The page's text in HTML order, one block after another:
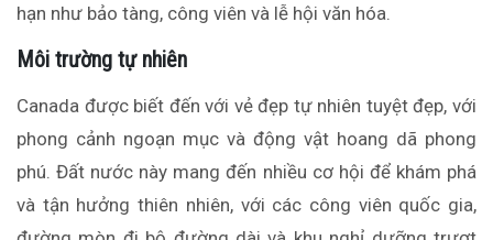
hạn như bảo tàng, công viên và lễ hội văn hóa.
Môi trường tự nhiên
Canada được biết đến với vẻ đẹp tự nhiên tuyệt đẹp, với
phong cảnh ngoạn mục và động vật hoang dã phong
phú. Đất nước này mang đến nhiều cơ hội để khám phá
và tận hưởng thiên nhiên, với các công viên quốc gia,